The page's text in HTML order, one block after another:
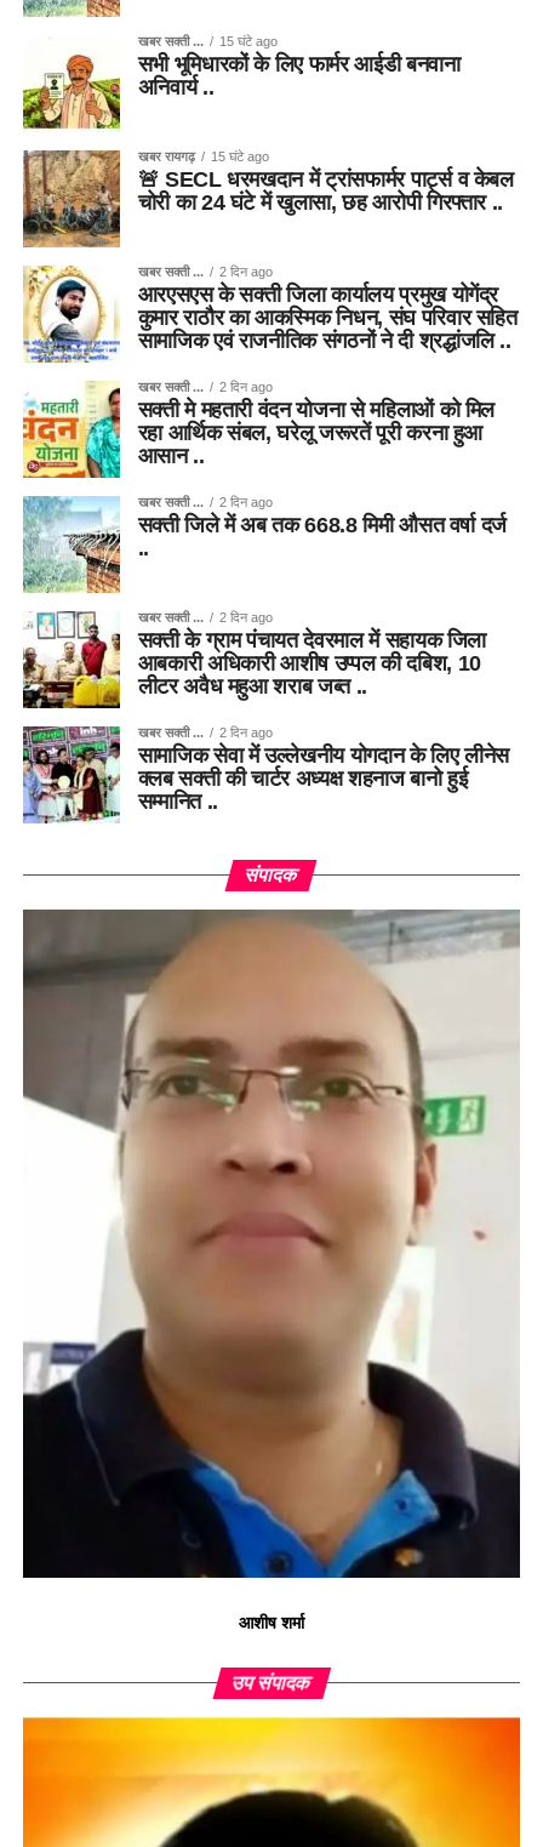
खबर सक्ती ... 15 घंटे ago
सभी भूमिधारकों के लिए फार्मर आईडी बनवाना
अनिवार्य ..
खबर रायगढ़ 15 घंटे ago
🚨 SECL धरमखदान में ट्रांसफार्मर पार्ट्स व केबल
चोरी का 24 घंटे में खुलासा, छह आरोपी गिरफ्तार ..
खबर सक्ती ... 2 दिन ago
आरएसएस के सक्ती जिला कार्यालय प्रमुख योगेंद्र
कुमार राठौर का आकस्मिक निधन, संघ परिवार सहित
सामाजिक एवं राजनीतिक संगठनों ने दी श्रद्धांजलि ..
खबर सक्ती ... 2 दिन ago
सक्ती मे महतारी वंदन योजना से महिलाओं को मिल
रहा आर्थिक संबल, घरेलू जरूरतें पूरी करना हुआ
आसान ..
खबर सक्ती ... 2 दिन ago
सक्ती जिले में अब तक 668.8 मिमी औसत वर्षा दर्ज
..
खबर सक्ती ... 2 दिन ago
सक्ती के ग्राम पंचायत देवरमाल में सहायक जिला
आबकारी अधिकारी आशीष उप्पल की दबिश, 10
लीटर अवैध महुआ शराब जब्त ..
खबर सक्ती ... 2 दिन ago
सामाजिक सेवा में उल्लेखनीय योगदान के लिए लीनेस
क्लब सक्ती की चार्टर अध्यक्ष शहनाज बानो हुई
सम्मानित ..
संपादक
आशीष शर्मा
उप संपादक